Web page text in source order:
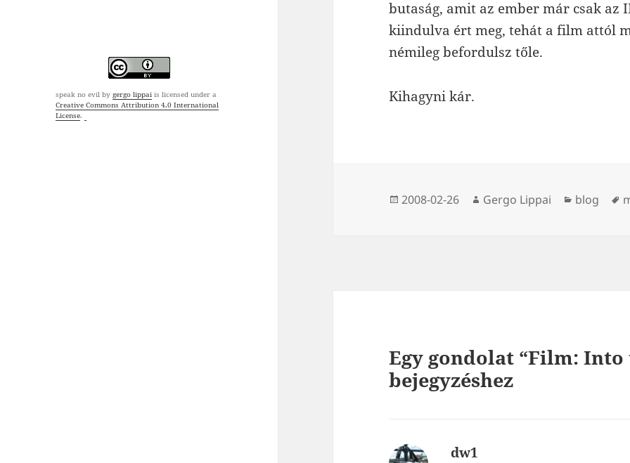
speak no evil bygergo lippai is licensed under a
Creative Commons Attribution 4.0 International
License.
butaság, amit az ember már csak
kiindulva ért meg, tehát a film attól
némileg befordulsz tőle.
Kihagyni kár.
Közzétéve
2008-02-26 Szerző
Gergo Lippai Kategória
blog
Egy gondolat “Film:
bejegyzéshez
dw1